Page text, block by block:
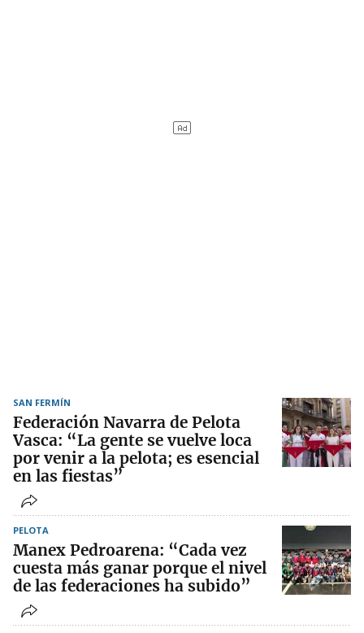
SAN FERMÍN
Federación Navarra de Pelota
Vasca: “La gente se vuelve loca
por venir a la pelota; es esencial
en las fiestas”
PELOTA
Manex Pedroarena: “Cada vez
cuesta más ganar porque el nivel
de las federaciones ha subido”